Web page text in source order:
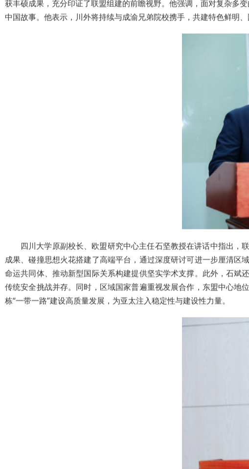
获丰硕成果，充分印证了联盟组建的前瞻视野。他强调，面对复杂多
中国故事。他表示，川外将持续与成渝兄弟院校携手，共建特色鲜明
四川大学原副校长、欧盟研究中心主任石坚教授在讲话中指出
成果、碰撞思想火花搭建了高端平台，通过深度研讨可进一步厘清
命运共同体、推动新型国际关系构建提供坚实学术支撑。此外，石
传统安全挑战并存。同时，区域国家普遍重视发展合作，东盟中心
栋“一带一路”建设高质量发展，为亚太注入稳定性与建设性力量。